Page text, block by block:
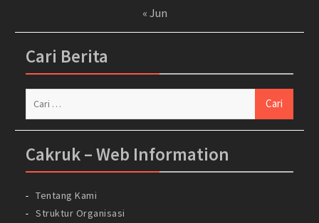
« Jun
Cari Berita
Cakruk – Web Information
Tentang Kami
Struktur Organisasi